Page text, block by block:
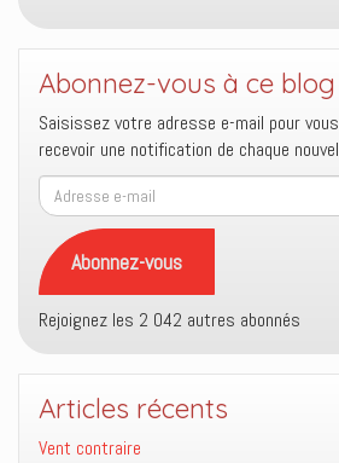
Abonnez-vous à ce
Saisissez votre adresse e-mail pour
recevoir une notification de chaque
Adresse
e-
mail
Abonnez-vous
Rejoignez les 2 042 autres abonnés
Articles récents
Vent contraire